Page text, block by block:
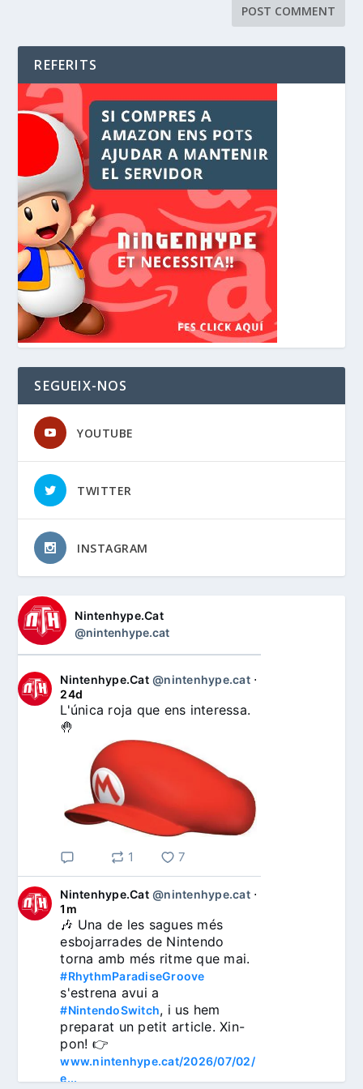
REFERITS
SEGUEIX-NOS
YOUTUBE
TWITTER
INSTAGRAM
Nintenhype.Cat
@nintenhype.cat
Nintenhype.Cat @nintenhype.cat⋅
24d
L'única roja que ens interessa.
🤚
1 7
Nintenhype.Cat @nintenhype.cat⋅
1m
🎶 Una de les sagues més
esbojarrades de Nintendo
#RhythmParadiseGroove
#NintendoSwitch, i us hem
preparat un petit article. Xin-
www.nintenhype.cat/2026/07/02/
e...